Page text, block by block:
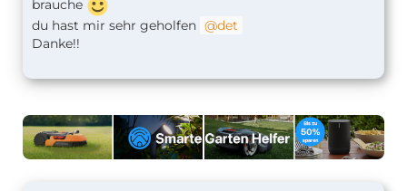
brauche
du hast mir sehr geholfen
det
Danke!!